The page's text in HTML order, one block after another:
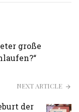
große
NEXT ARTICLE
der